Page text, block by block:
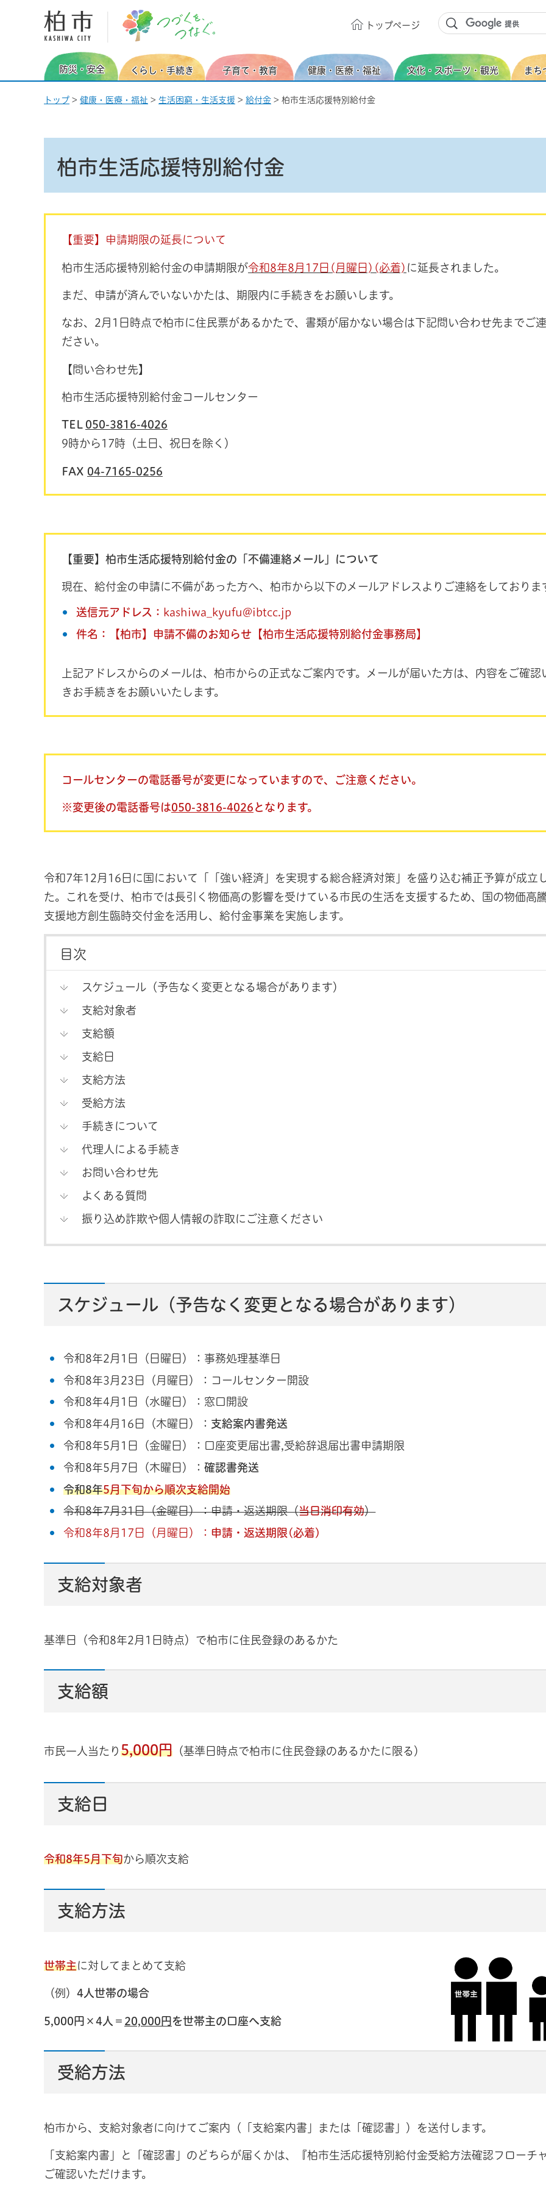
柏市 つづくを、つなぐ。
トップページ
防災・安全 くらし・手続き 子育て・教育 健康・医療・福祉 文化・スポーツ・観光 まち
トップ > 健康・医療・福祉 > 生活困窮・生活支援 > 給付金 > 柏市生活応援特別給付金
柏市生活応援特別給付金
【重要】申請期限の延長について
柏市生活応援特別給付金の申請期限が令和8年8月17日(月曜日)(必着) に延長されました。
まだ、申請が済んでいないかたは、期限内に手続きをお願いします。
なお、2月1日時点で柏市に住民票があるかたで、書類が届かない場合は下記問い合わせ先までご連
ださい。
【問い合わせ先】
柏市生活応援特別給付金コールセンター
TEL 050-3816-4026
9時から17時（土日、祝日を除く）
FAX 04-7165-0256
【重要】柏市生活応援特別給付金の「不備連絡メール」について
現在、給付金の申請に不備があった方へ、柏市から以下のメールアドレスよりご連絡をしておりま
送信元アドレス： kashiwa_kyufu@ibtcc.jp
件名：【柏市】申請不備のお知らせ【柏市生活応援特別給付金事務局】
上記アドレスからのメールは、柏市からの正式なご案内です。メールが届いた方は、内容をご確認
きお手続きをお願いいたします。
コールセンターの電話番号が変更になっていますので、ご注意ください。
※変更後の電話番号は050-3816-4026 となります。
令和7年12月16日に国において「「強い経済」を実現する総合経済対策」を盛り込む補正予算が成立
た。これを受け、柏市では長引く物価高の影響を受けている市民の生活を支援するため、国の物価高
支援地方創生臨時交付金を活用し、給付金事業を実施します。
目次
スケジュール（予告なく変更となる場合があります）
支給対象者
支給額
支給日
支給方法
受給方法
手続きについて
代理人による手続き
お問い合わせ先
よくある質問
振り込め詐欺や個人情報の詐取にご注意ください
スケジュール（予告なく変更となる場合があります）
令和8年2月1日（日曜日）：事務処理基準日
令和8年3月23日（月曜日）：コールセンター開設
令和8年4月1日（水曜日）：窓口開設
令和8年4月16日（木曜日）： 支給案内書発送
令和8年5月1日（金曜日）：口座変更届出書,受給辞退届出書申請期限
令和8年5月7日（木曜日）：確認書発送
令和8年5月下旬から順次支給開始
令和8年7月31日（金曜日）：申請・返送期限（当日消印有効）
令和8年8月17日（月曜日）： 申請・返送期限(必着)
支給対象者
基準日（令和8年2月1日時点）で柏市に住民登録のあるかた
支給額
市民一人当たり 5,000円 （基準日時点で柏市に住民登録のあるかたに限る）
支給日
令和8年5月下旬から順次支給
支給方法
世帯主に対してまとめて支給
（例） 4人世帯の場合
5,000円×4人＝ 20,000円 を世帯主の口座へ支給
受給方法
柏市から、支給対象者に向けてご案内（「支給案内書」または「確認書」）を送付します。
「支給案内書」と「確認書」のどちらが届くかは、『柏市生活応援特別給付金受給方法確認フローチ
ご確認いただけます。